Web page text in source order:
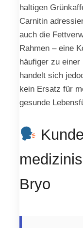
haltigen
Carnitin
auch die
Rahmen – eine
häufiger zu
handelt sich
kein Ersatz für
gesunde
Bryo